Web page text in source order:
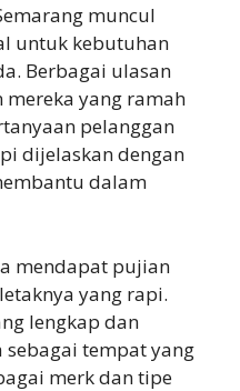
muncul
untuk kebutuhan
Berbagai ulasan
yang ramah
pelanggan
dijelaskan dengan
dalam
mendapat pujian
yang rapi.
lengkap dan
tempat yang
merk dan tipe